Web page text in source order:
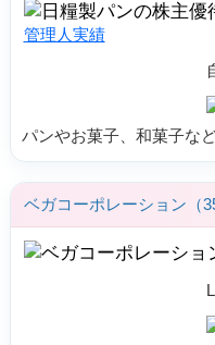
管理人実績
パンやお菓子、和菓子な
ベガコーポレーション（